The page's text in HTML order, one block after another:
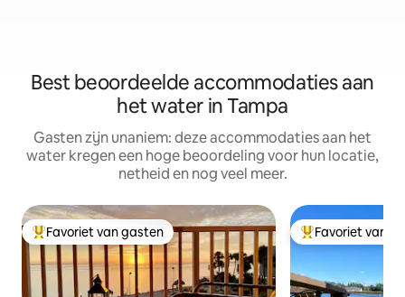
Best beoordeelde accommodaties aan
het water in Tampa
Gasten zijn unaniem: deze accommodaties aan het
water kregen een hoge beoordeling voor hun locatie,
netheid en nog veel meer.
Topfavoriet van gasten
Favoriet van gasten Topfavoriet van
Favoriet van